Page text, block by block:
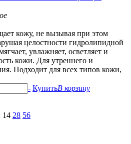
кожу, не вызывая при этом
целостности гидролипидной
увлажняет, осветляет и
кожи. Для утреннего и
Подходит для всех типов кожи,
- КупитьВ корзину
14 28 56